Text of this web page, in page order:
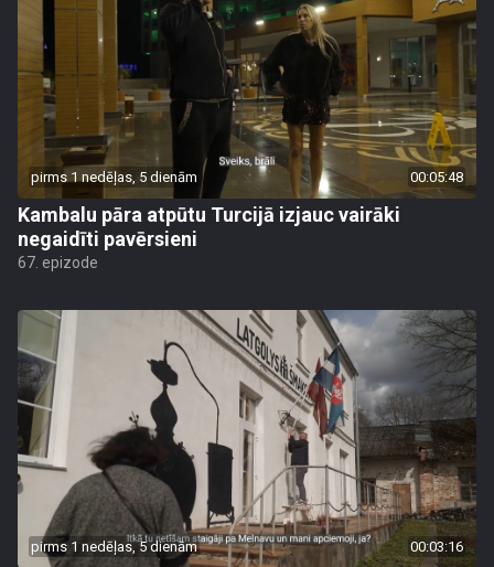
pirms 1 nedēļas, 5 dienām 00:05:48
Kambalu pāra atpūtu Turcijā izjauc vairāki
negaidīti pavērsieni
67. epizode
pirms 1 nedēļas, 5 dienām 00:03:16